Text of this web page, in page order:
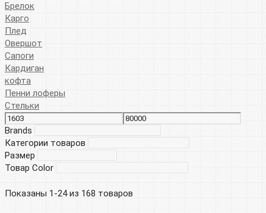
Брелок
Карго
Плед
Овершот
Сапоги
Кардиган
кофта
Пенни лоферы
Стельки
Brands
Категории товаров
Размер
Товар Color
Показаны 1-24 из 168 товаров